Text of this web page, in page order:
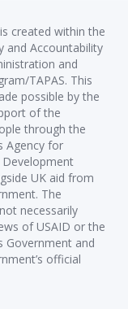
created within the
and Accountability
and
TAPAS. This
possible by the
of the
through the
Agency for
UK aid from
The
necessarily
of USAID or the
Government and
official